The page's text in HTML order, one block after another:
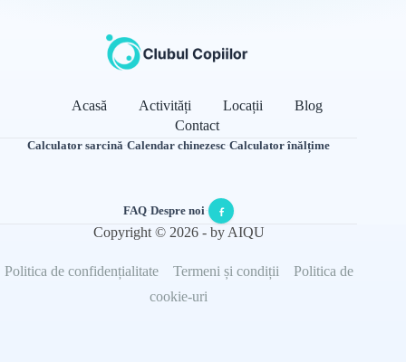
Acasă Activități Locații
Blog
Contact
Calculator sarcină·Calendar chinezesc·Calculator înălțime
FAQ·Despre noi·
Copyright © 2026 - by AIQU
Politica de confidențialitate Termeni și condiții
Politica de
cookie-uri